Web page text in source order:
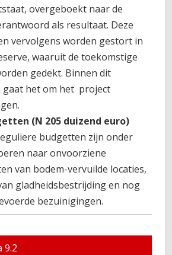
overgeboekt naar de
als resultaat. Deze
vervolgens worden gestort in
waaruit de toekomstige
gedekt. Binnen dit
gaat het om het project
(N 205 duizend euro)
budgetten zijn onder
naar onvoorziene
van bodem-vervuilde locaties,
gladheidsbestrijding en nog
bezuinigingen.
9.2